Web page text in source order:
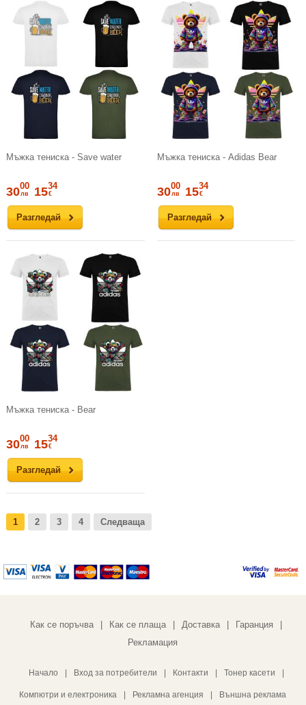
Мъжка тениска - Save water
Разгледай
3000
лв 1534
€
Мъжка тениска - Adidas Bear
Разгледай
3000
лв 1534
€
Мъжка тениска - Bear
Разгледай
3000
лв 1534
€
1 2 3 4 Следваща
Как се поръчва Как се плаща Доставка Гаранция
Рекламация
Начало | Вход за потребители | Контакти | Тонер касети |
Компютри и електроника | Рекламна агенция | Външна реклама